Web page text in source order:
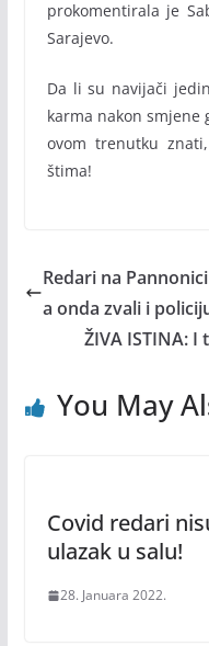
prokomentirala je
Sarajevo.
Da li su navijači
karma nakon smjene
ovom trenutku
štima!
Redari na
a onda zvali i
ŽIVA ISTINA:
You May
Covid redari
ulazak u salu!
28. Januara 2022.